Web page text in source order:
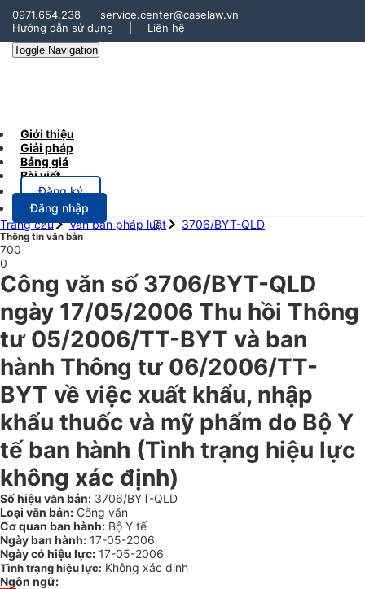
0971.654.238
service.center@caselaw.vn
Hướng dẫn sử dụng
Liên hệ
Toggle Navigation
Giới thiệu
Giải pháp
Bảng giá
Bài viết
Đăng ký
Đăng nhập
Trang chủ
Văn bản pháp luật 3706/BYT-QLD
Thông tin văn bản
700
0
Công văn số 3706/BYT-QLD
ngày 17/05/2006 Thu hồi Thông
tư 05/2006/TT-BYT và ban
hành Thông tư 06/2006/TT-
BYT về việc xuất khẩu, nhập
khẩu thuốc và mỹ phẩm do Bộ Y
tế ban hành (Tình trạng hiệu lực
không xác định)
Số hiệu văn bản: 3706/BYT-QLD
Loại văn bản: Công văn
Cơ quan ban hành: Bộ Y tế
Ngày ban hành: 17-05-2006
Ngày có hiệu lực: 17-05-2006
Tình trạng hiệu lực: Không xác định
Ngôn ngữ: